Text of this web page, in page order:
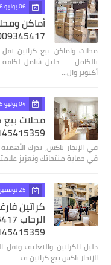
06 يونيو 2026
أماكن
محلات واماكن بيع كراتين
بالكامل — دليل شامل
أكتوبر وال…
04 يوليو 2025
محلات
- 01009345417
في الإنجاز باكس، ندرك
في حماية منتجاتك وتعزيز
25 نوفمبر 2025
كراتين
دليل الكراتين والتغليف
الإنجاز باكس بيع كراتين ف…